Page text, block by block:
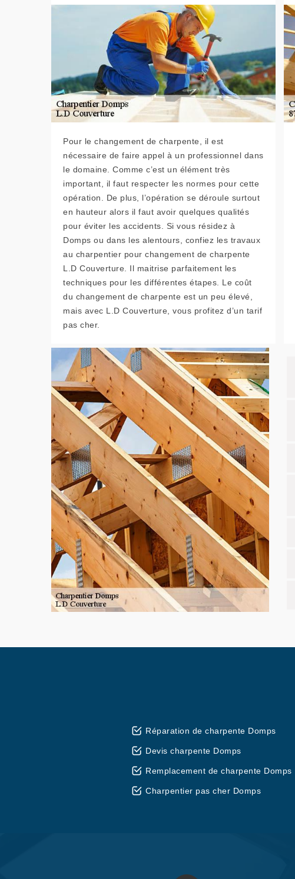
Pour le changement de charpente, il est
nécessaire de faire appel à un professionnel dans
le domaine. Comme c’est un élément très
important, il faut respecter les normes pour cette
opération. De plus, l’opération se déroule surtout
en hauteur alors il faut avoir quelques qualités
pour éviter les accidents. Si vous résidez à
Domps ou dans les alentours, confiez les travaux
au charpentier pour changement de charpente
L.D Couverture. Il maitrise parfaitement les
techniques pour les différentes étapes. Le coût
du changement de charpente est un peu élevé,
mais avec L.D Couverture, vous profitez d’un tarif
pas cher.
Réparation de charpente Domps
Devis charpente Domps
Remplacement de charpente Domps
Charpentier pas cher Domps